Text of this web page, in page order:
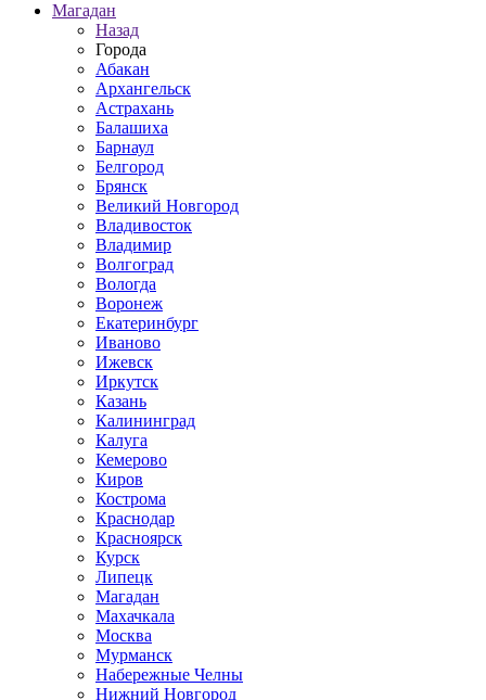
Магадан
Назад
Города
Абакан
Архангельск
Астрахань
Балашиха
Барнаул
Белгород
Брянск
Великий Новгород
Владивосток
Владимир
Волгоград
Вологда
Воронеж
Екатеринбург
Иваново
Ижевск
Иркутск
Казань
Калининград
Калуга
Кемерово
Киров
Кострома
Краснодар
Красноярск
Курск
Липецк
Магадан
Махачкала
Москва
Мурманск
Набережные Челны
Нижний Новгород